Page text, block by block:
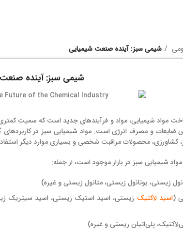
شیمی سبز: آینده صنعت شیمیایی
شیمی سبز: آینده
مواد شیمیایی، مواد و فرآیندهای جدید است که سمیت
ضایعات و مصرف انرژی است. مواد شیمیایی سبز در کاربردهای
کشاورزی، محصولات مراقبت شخصی و بسیاری موارد دیگر
مواد شیمیایی سبز در بازار موجود است، از جمله:
زیستی، بوتانول زیستی، متانول زیستی و غیره)
(اسید لاکتیک زیستی، اسید استیک زیستی، اسید سیتریک
پلی‌اتیلن زیستی و غیره)